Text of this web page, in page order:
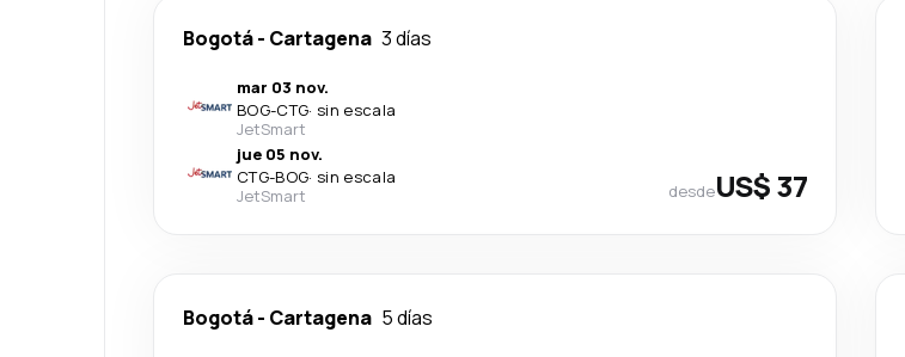
Bogotá- Cartagena 3 días
mar 03 nov.
BOG-CTG· sin escala
JetSmart
jue 05 nov.
CTG-BOG· sin escala
JetSmart
desdeUS$ 37
Bogotá- Cartagena 5 días